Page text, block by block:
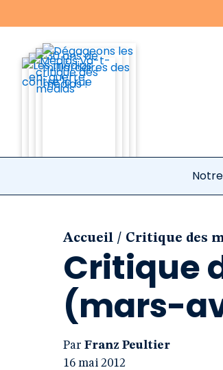
Accueil / Critique des
Critique
(mars-
Par Franz Peultier
16 mai 2012